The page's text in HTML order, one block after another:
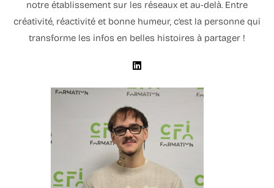
notre établissement sur les réseaux et au-delà. Entre
créativité, réactivité et bonne humeur, c’est la personne qui
transforme les infos en belles histoires à partager !